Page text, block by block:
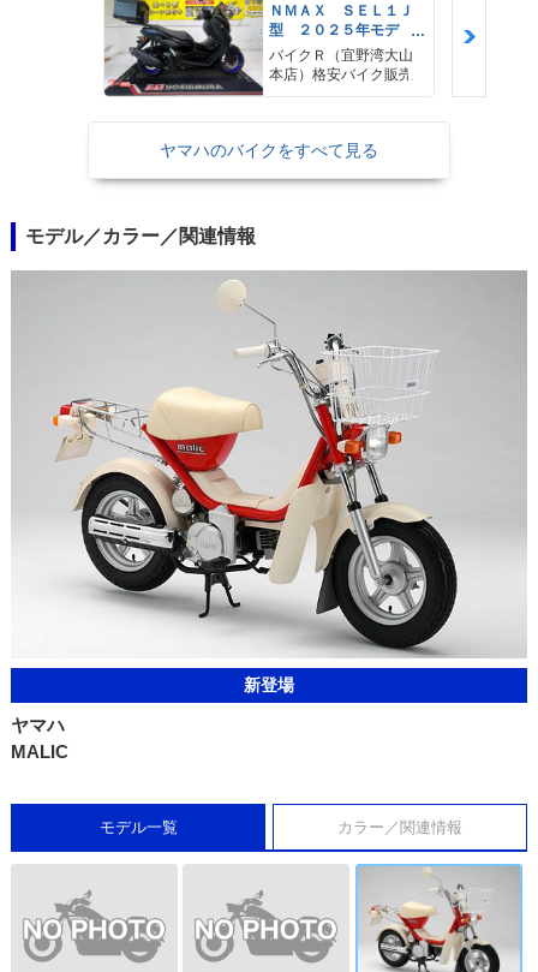
ＮＭＡＸ ＳＥＬ１Ｊ
型 ２０２５年モデ
ル ＡＢＳ キーレ
ス リアキャリア リ
アＢＯＸ
バイクＲ（宜野湾大山
本店）格安バイク販売
ヤマハのバイクをすべて見る
モデル／カラー／関連情報
新登場
ヤマハ
MALIC
モデル一覧 カラー／関連情報